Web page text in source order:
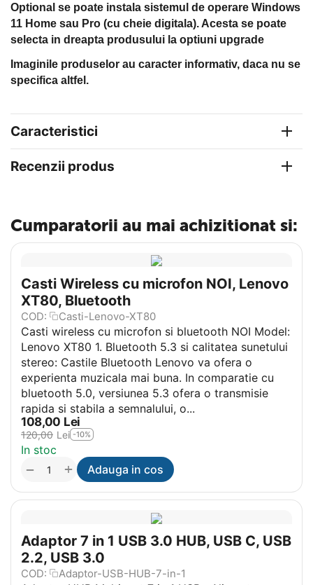
Optional se poate instala sistemul de operare Windows
11 Home sau Pro (cu cheie digitala). Acesta se poate
selecta in dreapta produsului la optiuni upgrade
Imaginile produselor au caracter informativ, daca nu se
specifica altfel.
Caracteristici
Recenzii produs
Cumparatorii au mai achizitionat si:
Casti Wireless cu microfon NOI, Lenovo
XT80, Bluetooth
COD: Casti-Lenovo-XT80
Casti wireless cu microfon si bluetooth NOI Model:
Lenovo XT80 1. Bluetooth 5.3 si calitatea sunetului
stereo: Castile Bluetooth Lenovo va ofera o
experienta muzicala mai buna. In comparatie cu
bluetooth 5.0, versiunea 5.3 ofera o transmisie
rapida si stabila a semnalului, o...
108,00 Lei
120,00 Lei -10%
In stoc
+
− Adauga in cos
Adaptor 7 in 1 USB 3.0 HUB, USB C, USB
2.2, USB 3.0
COD: Adaptor-USB-HUB-7-in-1